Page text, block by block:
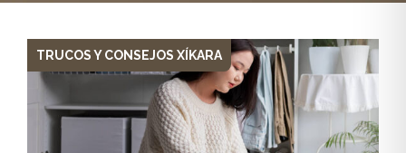
TRUCOS Y CONSEJOS XÍKARA